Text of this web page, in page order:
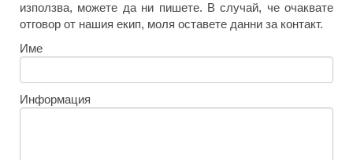
използва, можете да ни пишете. В случай, че очаквате
отговор от нашия екип, моля оставете данни за контакт.
Име
Информация